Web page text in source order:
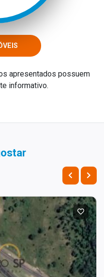
apresentados possuem
informativo.